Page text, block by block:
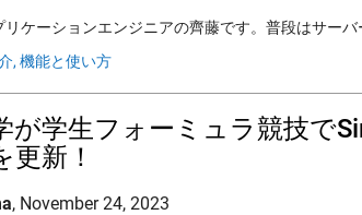
リケーションエンジニアの齊藤です。普段はサー
, 機能と使い方
が学生フォーミュラ競技で
更新！
, November 24, 2023